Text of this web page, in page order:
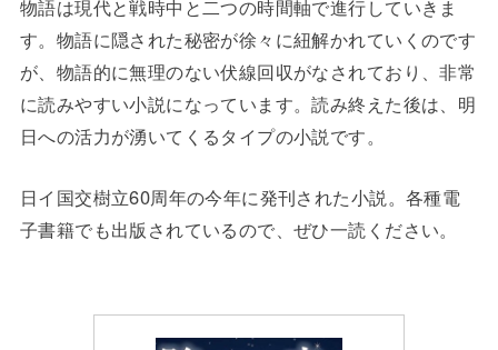
物語は現代と戦時中と二つの時間軸で進行していきま
す。物語に隠された秘密が徐々に紐解かれていくのです
が、物語的に無理のない伏線回収がなされており、非常
に読みやすい小説になっています。読み終えた後は、明
日への活力が湧いてくるタイプの小説です。
日イ国交樹立60周年の今年に発刊された小説。各種電
子書籍でも出版されているので、ぜひ一読ください。